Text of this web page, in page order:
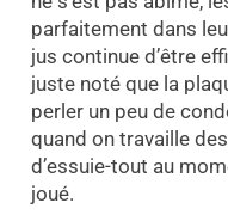
parfaitement dans
jus continue d’être
juste noté que la
perler un peu de
quand on travaille
d’essuie-tout au
joué.